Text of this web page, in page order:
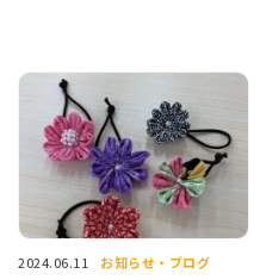
2024.06.11 お知らせ・ブログ